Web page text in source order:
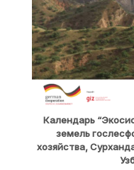
Календарь
земель
хозяйства,